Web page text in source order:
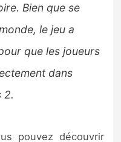
Bien que se
le jeu a
que les joueurs
dans
2.
pouvez découvrir